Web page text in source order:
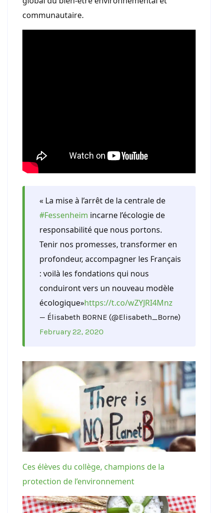
communautaire.
« La mise à l’arrêt de la centrale de
#Fessenheim incarne l’écologie de
responsabilité que nous portons.
Tenir nos promesses, transformer en
profondeur, accompagner les Français
: voilà les fondations qui nous
conduiront vers un nouveau modèle
écologique»https://t.co/wZYJRI4Mnz
— Élisabeth BORNE (@Elisabeth_Borne)
February 22, 2020
Ces élèves du collège, champions de la
protection de l’environnement